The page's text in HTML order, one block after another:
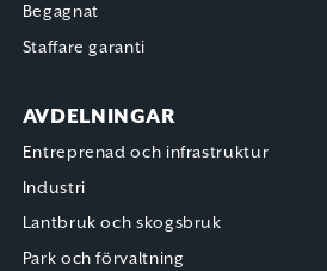
Begagnat
Staffare garanti
AVDELNINGAR
Entreprenad och infrastruktur
Industri
Lantbruk och skogsbruk
Park och förvaltning